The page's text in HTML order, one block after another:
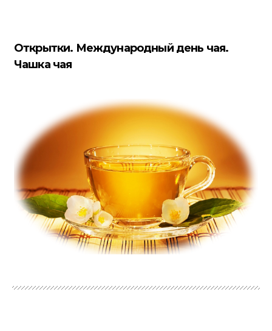
Открытки. Международный день чая.
Чашка чая